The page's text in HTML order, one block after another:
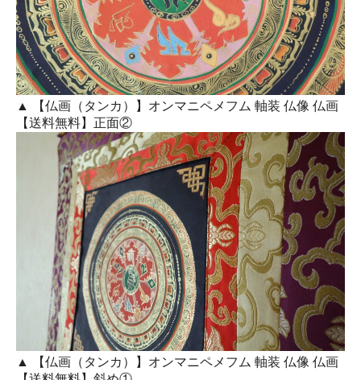
▲ 【仏画（タンカ）】オンマニペメフム 軸装 仏像 仏画
【送料無料】正面②
▲ 【仏画（タンカ）】オンマニペメフム 軸装 仏像 仏画